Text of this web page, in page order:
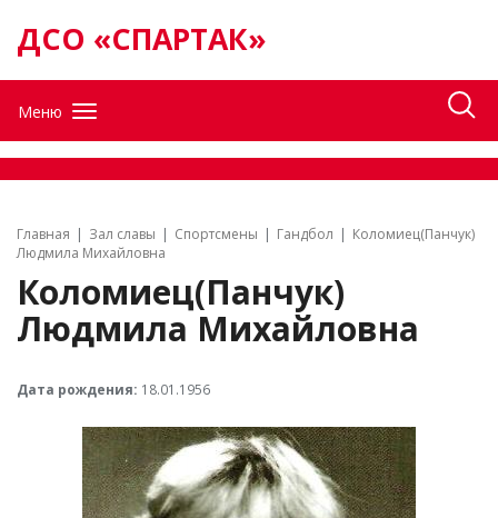
ДСО «СПАРТАК»
Меню
Главная Зал славы Спортсмены Гандбол
Коломиец(Панчук)
Людмила Михайловна
Коломиец(Панчук)
Людмила Михайловна
Дата рождения: 18.01.1956